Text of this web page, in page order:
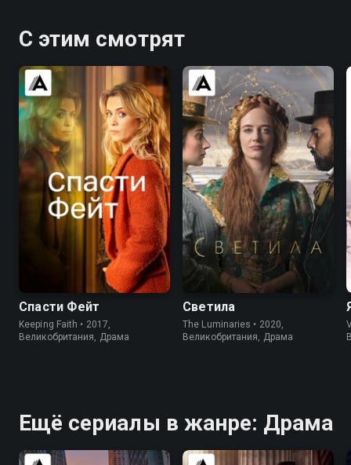
С этим смотрят
Спасти Фейт
Keeping Faith • 2017,
Великобритания, Драма
7.0 6.4
Светила
The Luminaries • 2020,
Великобритания, Драма
Ещё сериалы в жанре: Драма